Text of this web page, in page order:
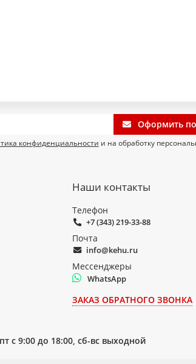
Оформить
конфиденциальности и на обработку
Наши контакты
Телефон
+7 (343) 219-33-88
Почта
info@kehu.ru
Мессенджеры
WhatsApp
ЗАКАЗ ОБРАТНОГО ЗВОНКА
с 9:00 до 18:00, сб-вс выходной